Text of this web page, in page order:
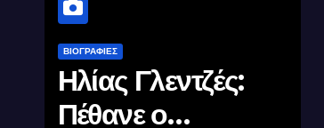
ΒΙΟΓΡΑΦΊΕΣ
Μέγας
Αλέξανδρος: Ο